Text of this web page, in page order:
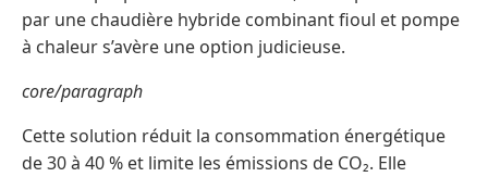
par une chaudière hybride combinant fioul et pompe
à chaleur s’avère une option judicieuse.
core/paragraph
Cette solution réduit la consommation énergétique
de 30 à 40 % et limite les émissions de CO₂. Elle